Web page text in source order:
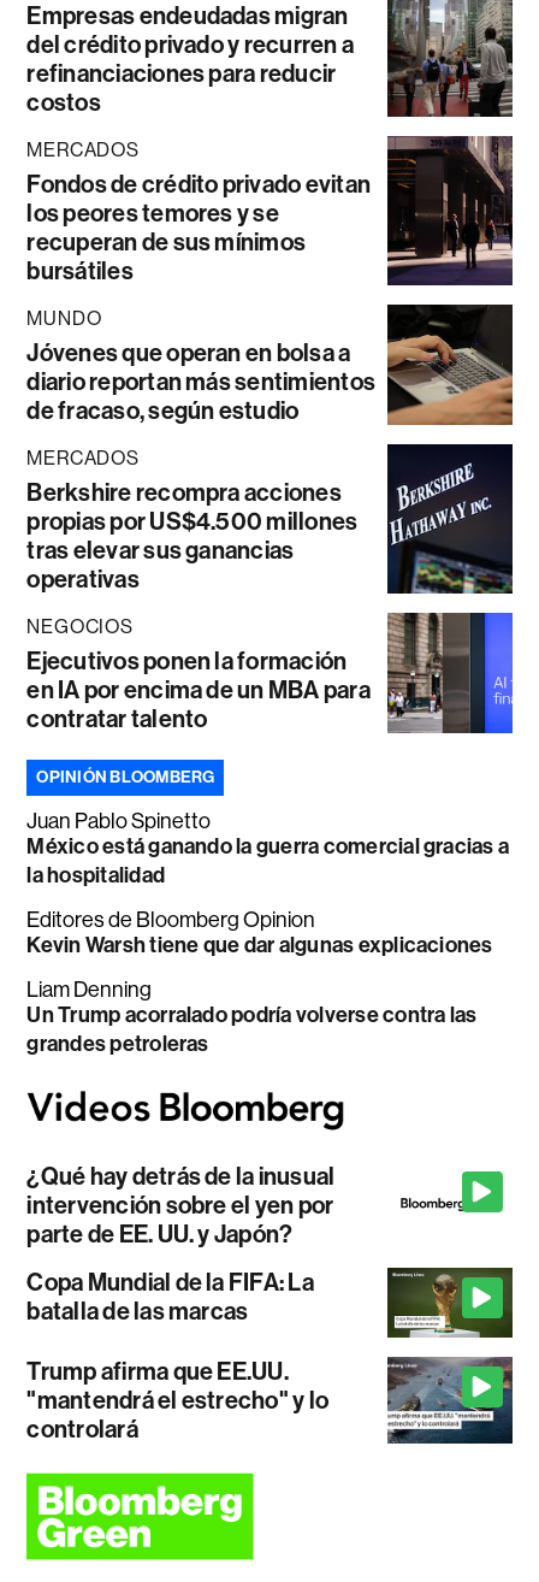
Empresas endeudadas migran
del crédito privado y recurren a
refinanciaciones para reducir
costos
MERCADOS
Fondos de crédito privado evitan
los peores temores y se
recuperan de sus mínimos
bursátiles
MUNDO
Jóvenes que operan en bolsa a
diario reportan más sentimientos
de fracaso, según estudio
MERCADOS
Berkshire recompra acciones
propias por US$4.500 millones
tras elevar sus ganancias
operativas
NEGOCIOS
Ejecutivos ponen la formación
en IA por encima de un MBA para
contratar talento
OPINIÓN BLOOMBERG
Juan Pablo Spinetto
México está ganando la guerra comercial gracias a
la hospitalidad
Editores de Bloomberg Opinion
Kevin Warsh tiene que dar algunas explicaciones
Liam Denning
Un Trump acorralado podría volverse contra las
grandes petroleras
¿Qué hay detrás de la inusual
intervención sobre el yen por
parte de EE. UU. y Japón?
Copa Mundial de la FIFA: La
batalla de las marcas
Trump afirma que EE.UU.
"mantendrá el estrecho" y lo
controlará